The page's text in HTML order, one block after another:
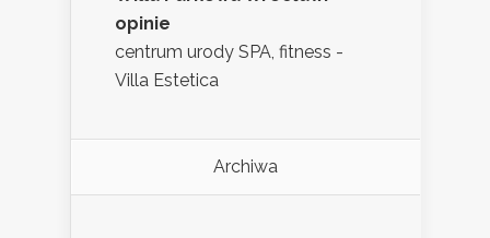
opinie
centrum urody SPA, fitness -
Villa Estetica
Archiwa